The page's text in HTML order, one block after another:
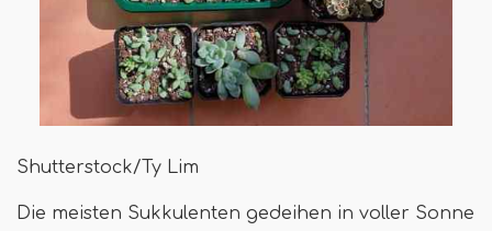
Shutterstock/Ty Lim
Die meisten Sukkulenten gedeihen in voller Sonne